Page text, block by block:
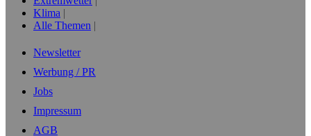
Klima
Alle Themen
Newsletter
Werbung / PR
Jobs
Impressum
AGB